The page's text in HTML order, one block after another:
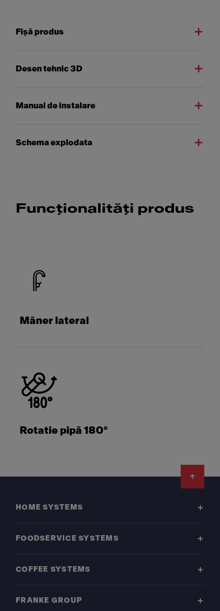
Fişă produs
Desen tehnic 3D
Manual de instalare
Schema explodata
Funcționalități produs
Mâner lateral
Rotatie pipă 180°
HOME SYSTEMS
FOODSERVICE SYSTEMS
COFFEE SYSTEMS
FRANKE GROUP